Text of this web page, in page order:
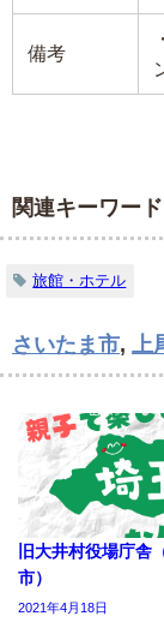
備考
関連キーワード
旅館・ホテル
さいたま市, 上
旧大井村役場庁舎
市）
2021年4月18日